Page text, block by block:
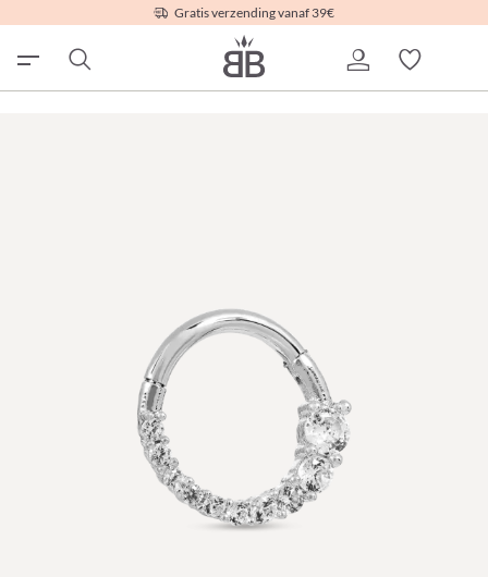
Gratis verzending vanaf 39€